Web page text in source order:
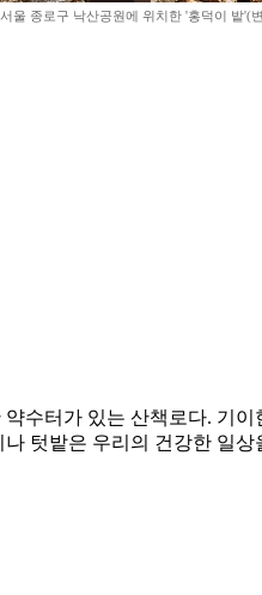
울 종로구 낙산공원에 위치한 '홍덕이 밭'(
수터가 있는 산책로다. 기
텃밭은 우리의 건강한 일상